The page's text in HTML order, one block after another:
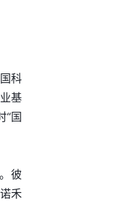
科
基
“国
彼
禾